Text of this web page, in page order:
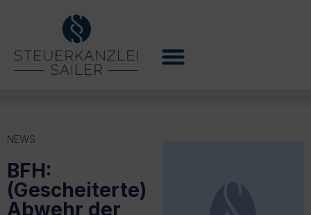
NEWS
BFH:
(Gescheiterte)
Abwehr der